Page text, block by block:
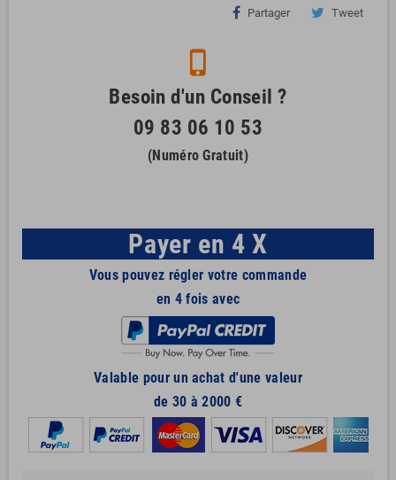
Partager Tweet
phone_iphone
Besoin d'un Conseil ?
09 83 06 10 53
(Numéro Gratuit)
Payer en 4 X
Vous pouvez régler votre commande
en 4 fois avec
Valable pour un achat d'une valeur
de 30 à 2000 €